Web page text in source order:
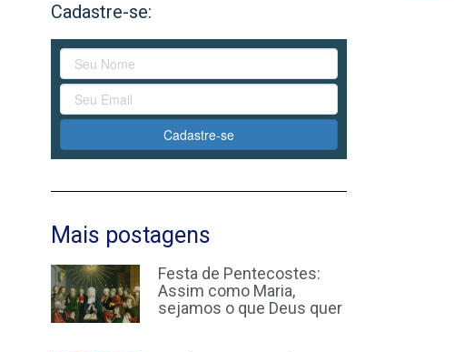
Cadastre-se:
Cadastre-se
Mais postagens
Festa de Pentecostes:
Assim como Maria,
sejamos o que Deus quer